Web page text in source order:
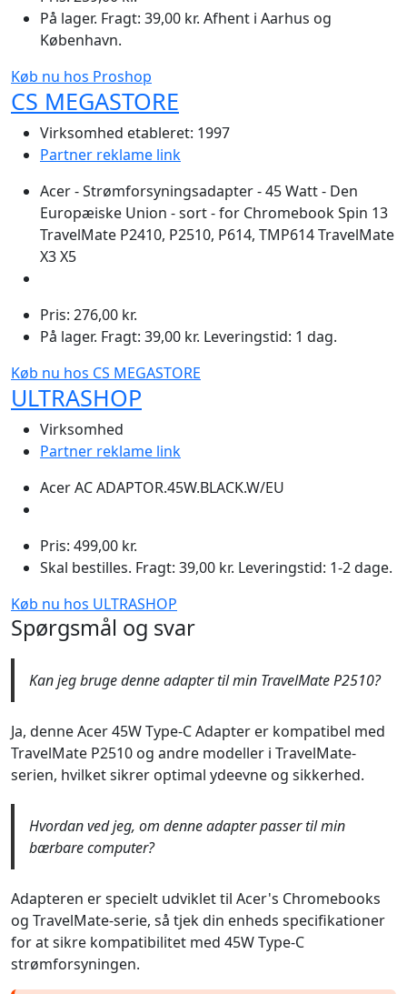
På lager. Fragt: 39,00 kr. Afhent i Aarhus og
København.
Køb nu hos Proshop
CS MEGASTORE
Virksomhed etableret: 1997
Partner reklame link
Acer - Strømforsyningsadapter - 45 Watt - Den
Europæiske Union - sort - for Chromebook Spin 13
TravelMate P2410, P2510, P614, TMP614 TravelMate
X3 X5
Pris: 276,00 kr.
På lager. Fragt: 39,00 kr. Leveringstid: 1 dag.
Køb nu hos CS MEGASTORE
ULTRASHOP
Virksomhed
Partner reklame link
Acer AC ADAPTOR.45W.BLACK.W/EU
Pris: 499,00 kr.
Skal bestilles. Fragt: 39,00 kr. Leveringstid: 1-2 dage.
Køb nu hos ULTRASHOP
Spørgsmål og svar
Kan jeg bruge denne adapter til min TravelMate P2510?
Ja, denne Acer 45W Type-C Adapter er kompatibel med
TravelMate P2510 og andre modeller i TravelMate-
serien, hvilket sikrer optimal ydeevne og sikkerhed.
Hvordan ved jeg, om denne adapter passer til min
bærbare computer?
Adapteren er specielt udviklet til Acer's Chromebooks
og TravelMate-serie, så tjek din enheds specifikationer
for at sikre kompatibilitet med 45W Type-C
strømforsyningen.